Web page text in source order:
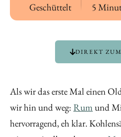
Geschüttelt 5
DIREKT
Als wir das erste Mal einen
wir hin und weg: Rum und
hervorragend, eh klar.